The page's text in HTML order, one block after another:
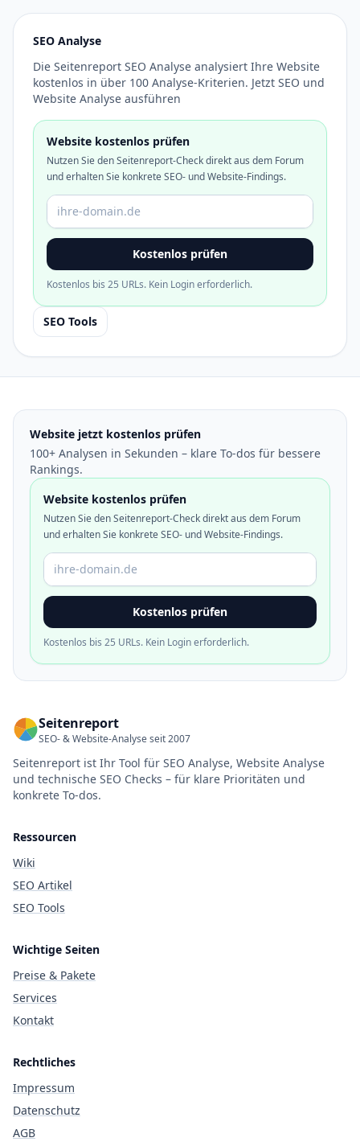
SEO Analyse
Die Seitenreport SEO Analyse analysiert Ihre Website
kostenlos in über 100 Analyse-Kriterien. Jetzt SEO und
Website Analyse ausführen
Website kostenlos prüfen
Nutzen Sie den Seitenreport-Check direkt aus dem Forum
und erhalten Sie konkrete SEO- und Website-Findings.
Domain oder URL
Kostenlos prüfen
Kostenlos bis 25 URLs. Kein Login erforderlich.
SEO Tools
Website jetzt kostenlos prüfen
100+ Analysen in Sekunden – klare To-dos für bessere
Rankings.
Website kostenlos prüfen
Nutzen Sie den Seitenreport-Check direkt aus dem Forum
und erhalten Sie konkrete SEO- und Website-Findings.
Domain oder URL
Kostenlos prüfen
Kostenlos bis 25 URLs. Kein Login erforderlich.
Seitenreport
SEO- & Website-Analyse seit 2007
Seitenreport ist Ihr Tool für SEO Analyse, Website Analyse
und technische SEO Checks – für klare Prioritäten und
konkrete To-dos.
Ressourcen
Wiki
SEO Artikel
SEO Tools
Wichtige Seiten
Preise & Pakete
Services
Kontakt
Rechtliches
Impressum
Datenschutz
AGB